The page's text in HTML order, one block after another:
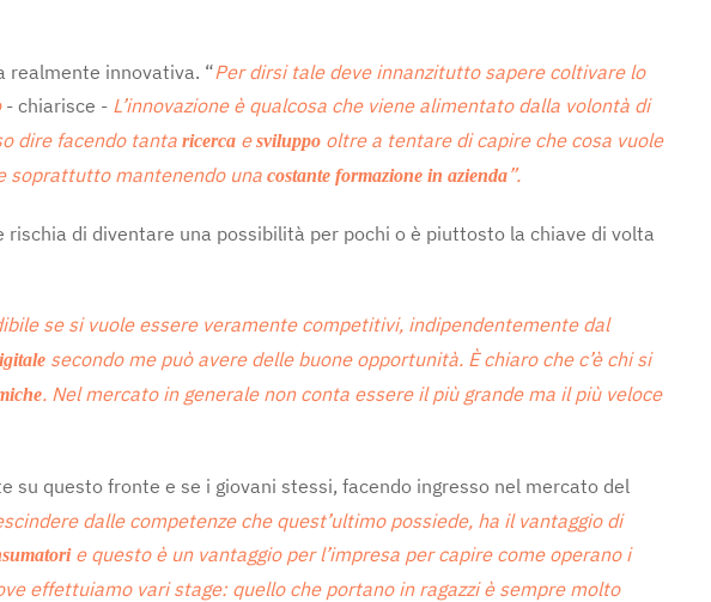
realmente innovativa. “Per dirsi tale deve innanzitutto sapere coltivare lo
- chiarisce - L’innovazione è qualcosa che viene alimentato dalla volontà di
dire facendo tanta ricerca esviluppo oltre a tentare di capire che cosa vuole
soprattutto mantenendo una costante formazione in azienda”.
di diventare una possibilità per pochi o è piuttosto la chiave di volta
se si vuole essere veramente competitivi, indipendentemente dal
secondo me può avere delle buone opportunità. È chiaro che c’è chi si
. Nel mercato in generale non conta essere il più grande ma il più veloce
questo fronte e se i giovani stessi, facendo ingresso nel mercato del
dalle competenze che quest’ultimo possiede, ha il vantaggio di
e questo è un vantaggio per l’impresa per capire come operano i
effettuiamo vari stage: quello che portano in ragazzi è sempre molto